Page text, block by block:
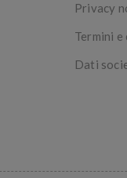
Privacy
Termini
Dati